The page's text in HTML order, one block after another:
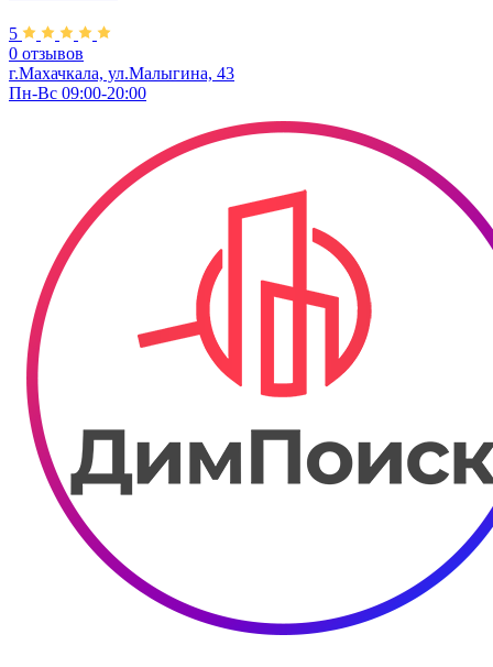
5
0 отзывов
г.Махачкала, ул.Малыгина, 43
Пн-Вс 09:00-20:00